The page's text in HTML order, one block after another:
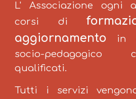
L' Associazione ogni
corsi di
aggiornamento
in
socio-
qualificati.
Tutti i servizi